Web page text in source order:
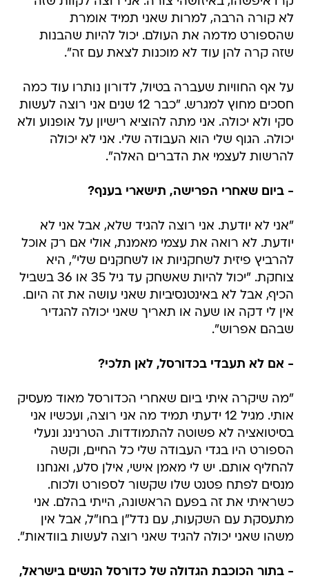
לא קורה הרבה, למרות שאני תמיד אומרת
שהספורט מדמה את העולם. יכול להיות שהבנות
שזה קרה להן עוד לא מוכנות לצאת עם זה".
על אף החוויות שעברה בטיול, לדורון נותרו עוד כמה
חסכים מחוץ למגרש. "כבר 12 שנים אני רוצה לעשות
סקי ולא יכולה. אני מתה להוציא רישיון על אופנוע ולא
יכולה. הגוף שלי הוא העבודה שלי. אני לא יכולה
להרשות לעצמי את הדברים האלה".
- ביום שאחרי הפרישה, תישארי בענף?
"אני לא יודעת. אני רוצה להגיד שלא, אבל אני לא
יודעת. לא רואה את עצמי מאמנת, אולי אם רק אוכל
להרביץ פיזית לשחקניות או לשחקנים שלי", היא
צוחקת. "יכול להיות שאשחק עד גיל 35 או 36 בשביל
הכיף, אבל לא באינטנסיביות שאני עושה את זה היום.
אין לי דקה או שעה או תאריך שאני יכולה להגדיר
שבהם אפרוש".
- אם לא תעבדי בכדורסל, לאן תלכי?
"מה שיקרה איתי ביום שאחרי הכדורסל מאוד מעסיק
אותי. מגיל 12 ידעתי תמיד מה אני רוצה, ועכשיו אני
בסיטואציה לא פשוטה להתמודדות. הטרנינג ונעלי
הספורט היו בגדי העבודה שלי כל החיים, וקשה
להחליף אותם. יש לי מאמן אישי, אילן סלע, ואנחנו
מנסים לפתח פטנט שלו שקשור לספורט ולכוח.
כשראיתי את זה בפעם הראשונה, הייתי בהלם. אני
מתעסקת עם השקעות, עם נדל"ן בחו"ל, אבל אין
משהו שאני יכולה להגיד שאני רוצה לעשות בוודאות".
- בתור הכוכבת הגדולה של כדורסל הנשים בישראל,